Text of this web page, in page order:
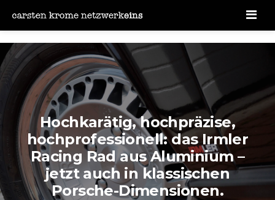
Hochkarätig, hochpräzise,
hochprofessionell: das Irmler
Racing Rad aus Aluminium –
jetzt auch in klassischen
Porsche-Dimensionen.